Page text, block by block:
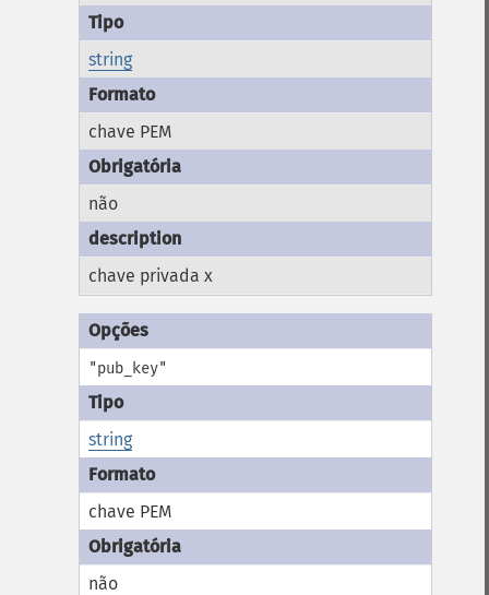
string
chave PEM
não
chave privada x
"pub_key"
string
chave PEM
não